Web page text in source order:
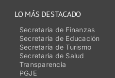
LO MÁS DESTACADO
Secretaría de Finanzas
Secretaría de Educación
Secretaría de Turismo
Secretaría de Salud
Transparencia
PGJE